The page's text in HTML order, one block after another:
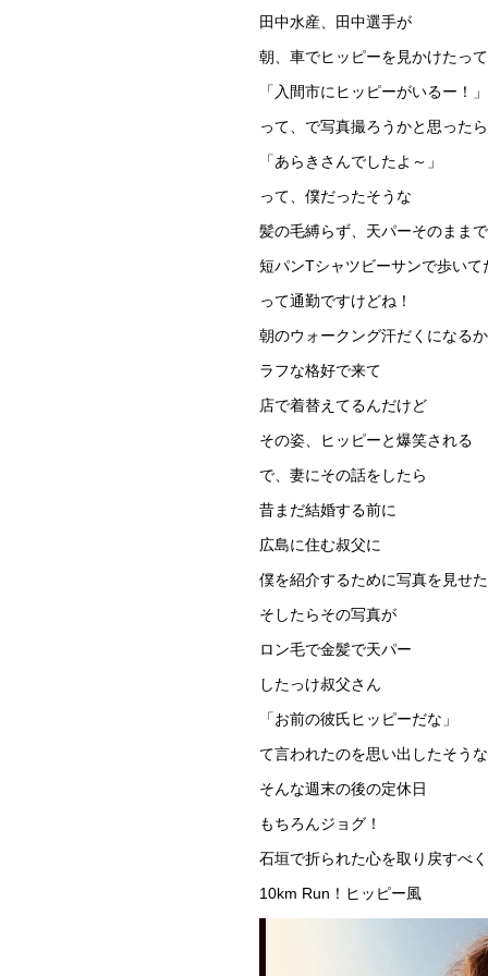
田中水産、田中選手が
朝、車でヒッピーを見かけたって
「入間市にヒッピーがいるー！」
って、で写真撮ろうかと思ったら
「あらきさんでしたよ～」
って、僕だったそうな
髪の毛縛らず、天パーそのままで
短パンTシャツビーサンで歩いて
って通勤ですけどね！
朝のウォークング汗だくになる
ラフな格好で来て
店で着替えてるんだけど
その姿、ヒッピーと爆笑される
で、妻にその話をしたら
昔まだ結婚する前に
広島に住む叔父に
僕を紹介するために写真を見せ
そしたらその写真が
ロン毛で金髪で天パー
したっけ叔父さん
「お前の彼氏ヒッピーだな」
て言われたのを思い出したそうな
そんな週末の後の定休日
もちろんジョグ！
石垣で折られた心を取り戻すべく
10km Run！ヒッピー風